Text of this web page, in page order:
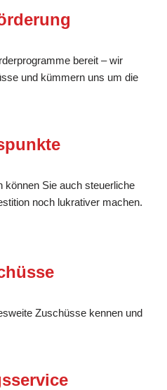
bereit – wir
und kümmern uns um die
können Sie auch steuerliche
noch lukrativer machen.
Zuschüsse kennen und